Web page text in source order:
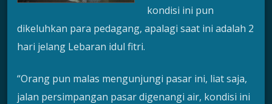
kondisi ini pun
dikeluhkan para pedagang, apalagi saat ini adalah 2
hari jelang Lebaran idul fitri.
“Orang pun malas mengunjungi pasar ini, liat saja,
jalan persimpangan pasar digenangi air, kondisi ini